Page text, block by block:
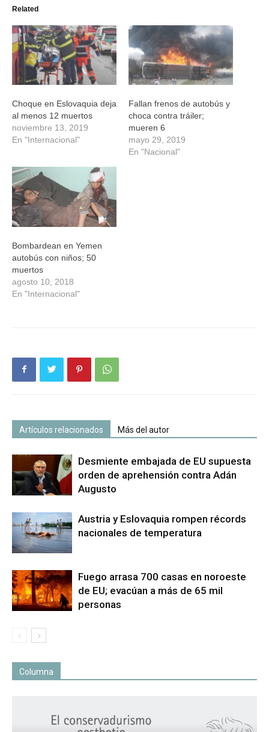
abre
una
ventana
nueva)
una
ventana
nueva)
una
ventana
nueva)
una
nueva)
Related
Choque en Eslovaquia deja
al menos 12 muertos
noviembre 13, 2019
En "Internacional"
Fallan frenos de autobús y
choca contra tráiler;
mueren 6
mayo 29, 2019
En "Nacional"
Bombardean en Yemen
autobús con niños; 50
muertos
agosto 10, 2018
En "Internacional"
Artículos relacionados Más del autor
Desmiente embajada de EU supuesta
orden de aprehensión contra Adán
Augusto
Austria y Eslovaquia rompen récords
nacionales de temperatura
Fuego arrasa 700 casas en noroeste
de EU; evacúan a más de 65 mil
personas
Columna